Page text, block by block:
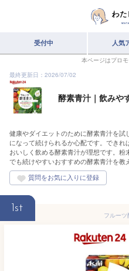
受付中 人気
本ページはプロ
最終更新日：2026/07/02
酵素青汁｜飲みや
健康やダイエットのために酵素青汁を
になって続けられるか心配です。でき
おいしく飲める酵素青汁が理想です。
でも続けやすいおすすめの酵素青汁を教
1st
フルー